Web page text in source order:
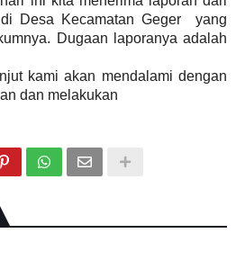
Desa Kecamatan Geger yang
Dugaan laporanya adalah
kami akan mendalami dengan
dan melakukan